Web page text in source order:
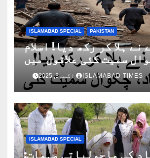
ISLAMABAD SPECIAL PAKISTAN
نے ہلا کر رکھ دیا! اسلام
سمیت کئی علاقوں میں
زمین لرز اٹھی!
اگست 3, 2025 ISLAMABAD TIMES
ISLAMABAD SPECIAL
کی ماحولیاتی مہمات: